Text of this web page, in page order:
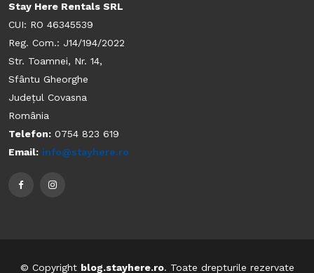
Stay Here Rentals SRL
CUI: RO 46345539
Reg. Com.: J14/194/2022
Str. Toamnei, Nr. 14,
Sfântu Gheorghe
Județul Covasna
România
Telefon: 0754 823 619
Email: info@stayhere.ro
© Copyright blog.stayhere.ro. Toate drepturile rezervate